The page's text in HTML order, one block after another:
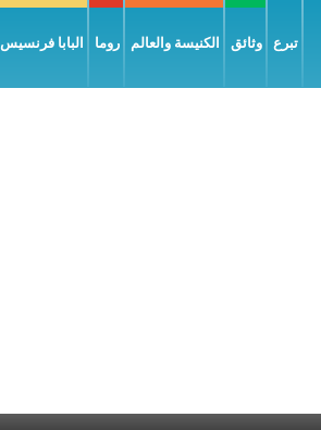
البابا فرنسيس روما الكنيسة والعالم وثائق تبرع